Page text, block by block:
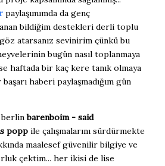
paylaşımımda da genç
bildiğim destekleri derli toplu
göz atarsanız sevinirim çünkü bu
bugün nasıl toplanmaya
haftada bir kaç kere tanık olmaya
haberi paylaşmadığım gün
berlinbarenboim - said
popp ile çalışmalarını sürdürmekte
maalesef güvenilir bilgiye ve
çektim... her ikisi de lise